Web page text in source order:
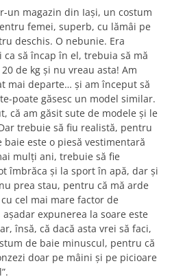
un magazin din Iași, un costum
femei, superb, cu lămâi pe
deschis. O nebunie. Era
să încap în el, trebuia să mă
de kg și nu vreau asta! Am
mai departe… și am început să
poate găsesc un model similar.
că am găsit sute de modele și le
trebuie să fiu realistă, pentru
baie este o piesă vestimentară
mulți ani, trebuie să fie
îmbrăca și la sport în apă, dar și
prea stau, pentru că mă arde
cel mai mare factor de
expunerea la soare este
însă, că dacă asta vrei să faci,
de baie minuscul, pentru că
doar pe mâini și pe picioare